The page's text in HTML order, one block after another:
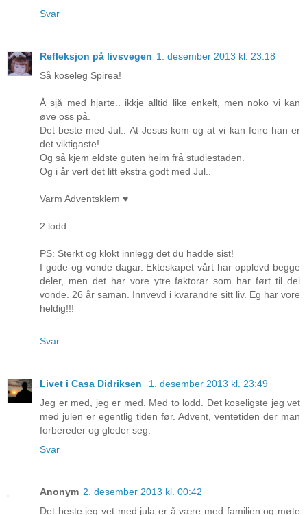
Svar
Refleksjon på livsvegen 1. desember 2013 kl. 23:18
Så koseleg Spirea!
Å sjå med hjarte.. ikkje alltid like enkelt, men noko vi kan
øve oss på.
Det beste med Jul.. At Jesus kom og at vi kan feire han er
det viktigaste!
Og så kjem eldste guten heim frå studiestaden.
Og i år vert det litt ekstra godt med Jul..
Varm Adventsklem ♥
2 lodd
PS: Sterkt og klokt innlegg det du hadde sist!
I gode og vonde dagar. Ekteskapet vårt har opplevd begge
deler, men det har vore ytre faktorar som har ført til dei
vonde. 26 år saman. Innvevd i kvarandre sitt liv. Eg har vore
heldig!!!
Svar
Livet i Casa Didriksen
1. desember 2013 kl. 23:49
Jeg er med, jeg er med. Med to lodd. Det koseligste jeg vet
med julen er egentlig tiden før. Advent, ventetiden der man
forbereder og gleder seg.
Svar
Anonym 2. desember 2013 kl. 00:42
Det beste jeg vet med jula er å være med familien og møte